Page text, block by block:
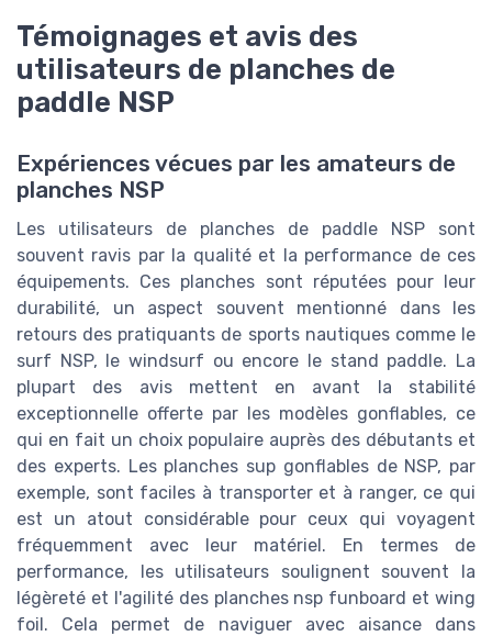
Témoignages et avis des
utilisateurs de planches de
paddle NSP
Expériences vécues par les amateurs de
planches NSP
Les utilisateurs de planches de paddle NSP sont
souvent ravis par la qualité et la performance de ces
équipements. Ces planches sont réputées pour leur
durabilité, un aspect souvent mentionné dans les
retours des pratiquants de sports nautiques comme le
surf NSP, le windsurf ou encore le stand paddle. La
plupart des avis mettent en avant la stabilité
exceptionnelle offerte par les modèles gonflables, ce
qui en fait un choix populaire auprès des débutants et
des experts. Les planches sup gonflables de NSP, par
exemple, sont faciles à transporter et à ranger, ce qui
est un atout considérable pour ceux qui voyagent
fréquemment avec leur matériel. En termes de
performance, les utilisateurs soulignent souvent la
légèreté et l'agilité des planches nsp funboard et wing
foil. Cela permet de naviguer avec aisance dans